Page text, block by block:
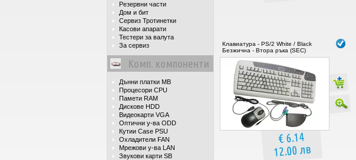
Резервни части
Дом и бит
Сервиз Тротинетки
Касови апарати
Тестери за валута
За сервиз
Комп. компоненти
Дънни платки MB
Процесори CPU
Памети RAM
Дискове HDD
Видеокарти VGA
Оптични у-ва ODD
Кутии Case PSU
Охладители FAN
Мрежови у-ва LAN
Звукови карти SB
Клавиатура - PS/2 White / Black
Безжична - Втора ръка (SEC)
€ 6.14
12.00 лв